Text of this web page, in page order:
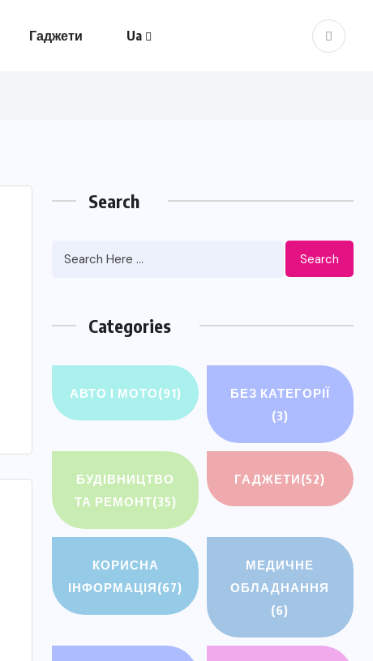
Гаджети Ua
Search
Search
Categories
АВТО І МОТО(91)
БЕЗ КАТЕГОРІЇ
(3)
БУДІВНИЦТВО
ТА РЕМОНТ(35)
ГАДЖЕТИ(52)
КОРИСНА
ІНФОРМАЦІЯ(67)
МЕДИЧНЕ
ОБЛАДНАННЯ
(6)